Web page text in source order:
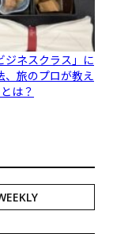
ジネスクラス」に
、旅のプロが教え
は？